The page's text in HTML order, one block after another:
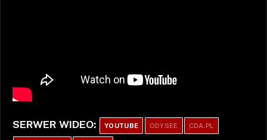
SERWER WIDEO: YOUTUBE ODYSEE CDA.PL